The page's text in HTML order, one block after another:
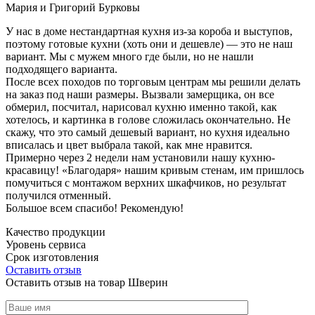
Мария и Григорий Бурковы
У нас в доме нестандартная кухня из-за короба и выступов,
поэтому готовые кухни (хоть они и дешевле) — это не наш
вариант. Мы с мужем много где были, но не нашли
подходящего варианта.
После всех походов по торговым центрам мы решили делать
на заказ под наши размеры. Вызвали замерщика, он все
обмерил, посчитал, нарисовал кухню именно такой, как
хотелось, и картинка в голове сложилась окончательно. Не
скажу, что это самый дешевый вариант, но кухня идеально
вписалась и цвет выбрала такой, как мне нравится.
Примерно через 2 недели нам установили нашу кухню-
красавицу! «Благодаря» нашим кривым стенам, им пришлось
помучиться с монтажом верхних шкафчиков, но результат
получился отменный.
Большое всем спасибо! Рекомендую!
Качество продукции
Уровень сервиса
Срок изготовления
Оставить отзыв
Оставить отзыв на товар Шверин